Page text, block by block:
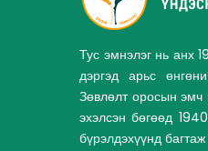
Тус эмнэлэг нь анх
дэргэд арьс
Зөвлөлт оросын эмч
эхэлсэн бөгөөд
бүрэлдэхүүнд